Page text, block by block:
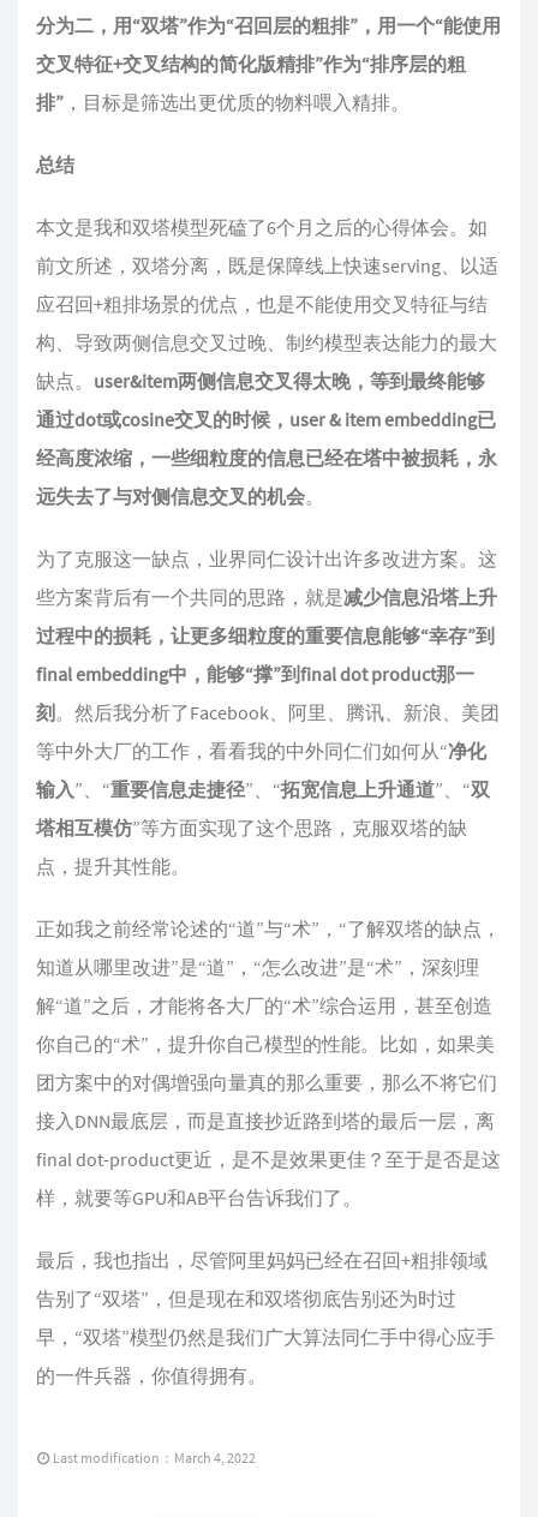
分为二，用“双塔”作为“召回层的粗排”，用一个“能使用
交叉特征+交叉结构的简化版精排”作为“排序层的粗
排” ，目标是筛选出更优质的物料喂入精排。
总结
本文是我和双塔模型死磕了6个月之后的心得体会。如
前文所述，双塔分离，既是保障线上快速serving、以适
应召回+粗排场景的优点，也是不能使用交叉特征与结
构、导致两侧信息交叉过晚、制约模型表达能力的最大
缺点。 user&item两侧信息交叉得太晚，等到最终能够
通过dot或cosine交叉的时候，user & item embedding已
经高度浓缩，一些细粒度的信息已经在塔中被损耗，永
远失去了与对侧信息交叉的机会。
为了克服这一缺点，业界同仁设计出许多改进方案。这
些方案背后有一个共同的思路，就是减少信息沿塔上升
过程中的损耗，让更多细粒度的重要信息能够“幸存”到
final embedding中，能够“撑”到final dot product那一
刻。然后我分析了Facebook、阿里、腾讯、新浪、美团
等中外大厂的工作，看看我的中外同仁们如何从“净化
输入”、“重要信息走捷径”、“拓宽信息上升通道”、“双
塔相互模仿”等方面实现了这个思路，克服双塔的缺
点，提升其性能。
正如我之前经常论述的“道”与“术”，“了解双塔的缺点，
知道从哪里改进”是“道”，“怎么改进”是“术”，深刻理
解“道”之后，才能将各大厂的“术”综合运用，甚至创造
你自己的“术”，提升你自己模型的性能。比如，如果美
团方案中的对偶增强向量真的那么重要，那么不将它们
接入DNN最底层，而是直接抄近路到塔的最后一层，离
final dot-product更近，是不是效果更佳？至于是否是这
样，就要等GPU和AB平台告诉我们了。
最后，我也指出，尽管阿里妈妈已经在召回+粗排领域
告别了“双塔”，但是现在和双塔彻底告别还为时过
早，“双塔”模型仍然是我们广大算法同仁手中得心应手
的一件兵器，你值得拥有。
Last modification：March 4, 2022